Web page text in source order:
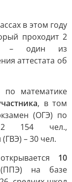
в этом году
проходит 2
– один из
аттестата об
по математике
, в том
(ОГЭ) по
2 154 чел.,
– 30 чел.
10
на базе